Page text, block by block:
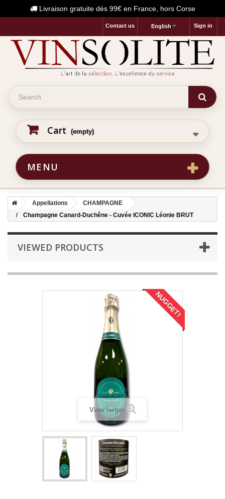
Livraison gratuite dès 99€ en France, hors Corse
Sign in
English
Contact us
Cart (empty)
MENU
Appellations
CHAMPAGNE
Champagne Canard-Duchêne - Cuvée ICONIC Léonie BRUT
VIEWED PRODUCTS
NUGGET!
View larger